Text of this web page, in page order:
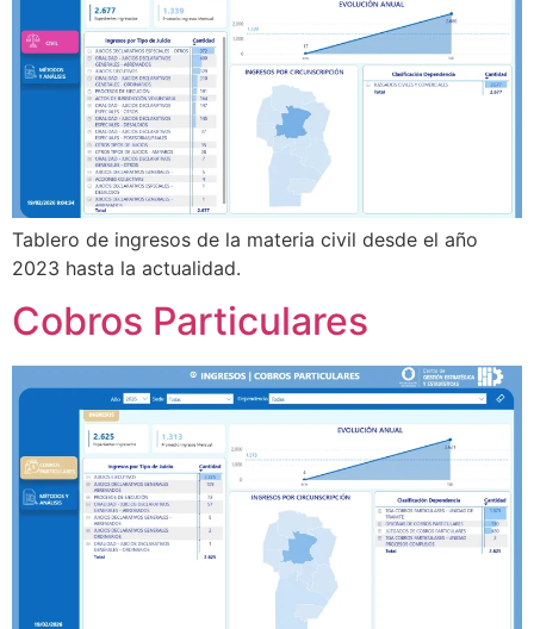
Tablero de ingresos de la materia civil desde el año
2023 hasta la actualidad.
Cobros Particulares